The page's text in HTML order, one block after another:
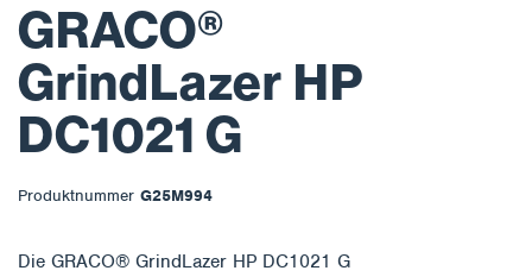
GRACO®
GrindLazer HP
DC1021 G
Produktnummer G25M994
Die GRACO® GrindLazer HP DC1021 G